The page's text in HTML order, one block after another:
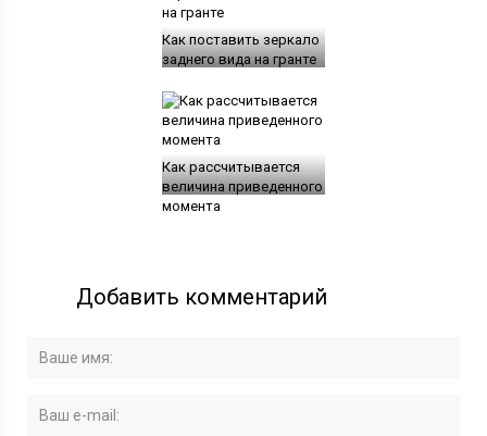
Как поставить зеркало
заднего вида на гранте
Как рассчитывается
величина приведенного
момента
Добавить комментарий